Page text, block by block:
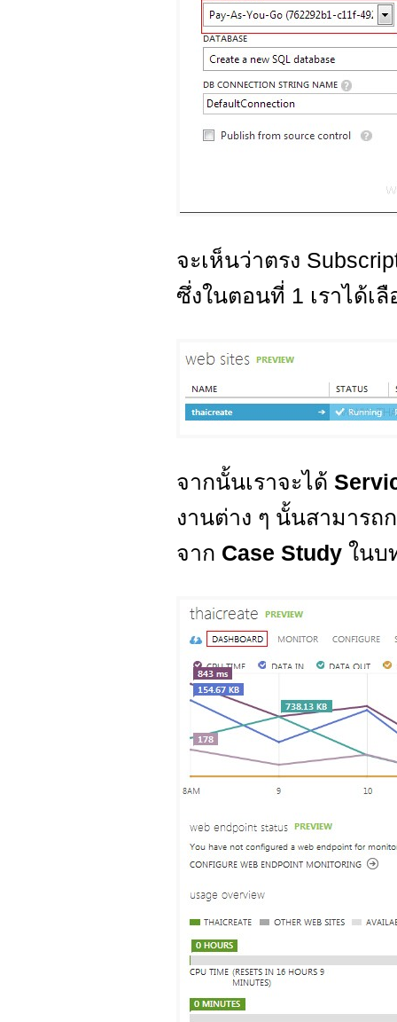
จะเห็นว่าตรง
ซึ่งในตอนที่ 1 เราได้เ
จากนั้นเราจะได้
งานต่าง ๆ นั้นสามารถ
จาก Case Study ในบ